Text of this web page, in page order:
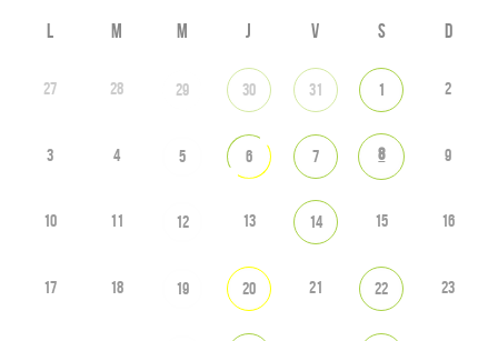
L M M J V S D
27 28 29 30 31 1 2
3 4 5 6 7 8 9
10 11 12 13 14 15 16
17 18 19 20 21 22 23